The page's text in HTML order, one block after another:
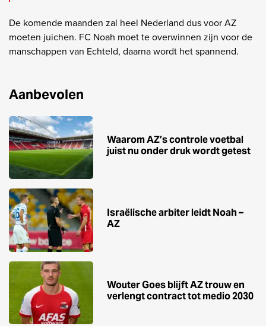
De komende maanden zal heel Nederland dus voor AZ
moeten juichen. FC Noah moet te overwinnen zijn voor de
manschappen van Echteld, daarna wordt het spannend.
Aanbevolen
Waarom AZ’s controle voetbal
juist nu onder druk wordt getest
Israëlische arbiter leidt Noah –
AZ
Wouter Goes blijft AZ trouw en
verlengt contract tot medio 2030